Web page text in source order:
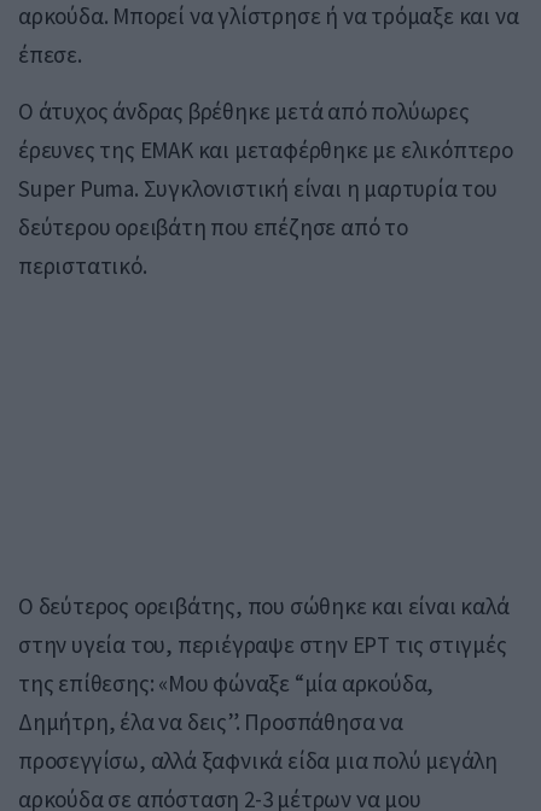
αρκούδα. Μπορεί να γλίστρησε ή να τρόμαξε και να
έπεσε.
Ο άτυχος άνδρας βρέθηκε μετά από πολύωρες
έρευνες της ΕΜΑΚ και μεταφέρθηκε με ελικόπτερο
Super Puma. Συγκλονιστική είναι η μαρτυρία του
δεύτερου ορειβάτη που επέζησε από το
περιστατικό.
Ο δεύτερος ορειβάτης, που σώθηκε και είναι καλά
στην υγεία του, περιέγραψε στην ΕΡΤ τις στιγμές
της επίθεσης: «Μου φώναξε “μία αρκούδα,
Δημήτρη, έλα να δεις”. Προσπάθησα να
προσεγγίσω, αλλά ξαφνικά είδα μια πολύ μεγάλη
αρκούδα σε απόσταση 2-3 μέτρων να μου